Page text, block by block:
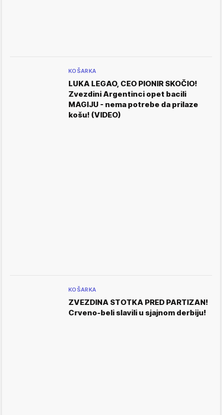
KOŠARKA
LUKA LEGAO, CEO PIONIR SKOČIO!
Zvezdini Argentinci opet bacili
MAGIJU - nema potrebe da prilaze
košu! (VIDEO)
KOŠARKA
ZVEZDINA STOTKA PRED PARTIZAN!
Crveno-beli slavili u sjajnom derbiju!